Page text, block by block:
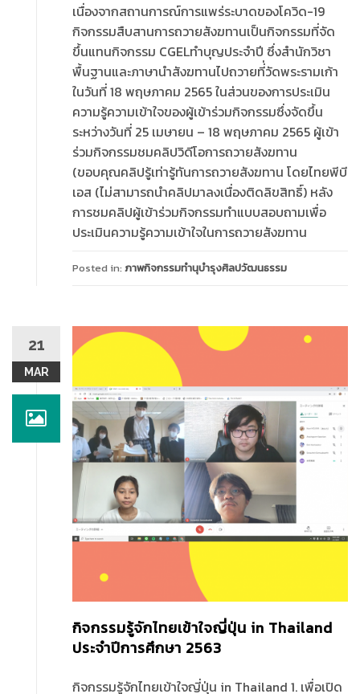
เนื่องจากสถานการณ์การแพร่ระบาดของโควิด-19
กิจกรรมสืบสานการถวายสังฆทานเป็นกิจกรรมที่จัด
ขึ้นแทนกิจกรรม CGELทำบุญประจำปี ซึ่งสำนักวิชา
พื้นฐานและภาษานำสังฆทานไปถวายที่่วัดพระรามเก้า
ในวันที่ 18 พฤษภาคม 2565 ในส่วนของการประเมิน
ความรู้ความเข้าใจของผู้เข้าร่วมกิจกรรมซึ่งจัดขึ้น
ระหว่างวันที่ 25 เมษายน – 18 พฤษภาคม 2565 ผู้เข้า
ร่วมกิจกรรมชมคลิปวิดีโอการถวายสังฆทาน
(ขอบคุณคลิปรู้เท่ารู้ทันการถวายสังฆทาน โดยไทยพีบี
เอส (ไม่สามารถนำคลิปมาลงเนื่องติดลิขสิทธิ์) หลัง
การชมคลิปผู้เข้าร่วมกิจกรรมทำแบบสอบถามเพื่อ
ประเมินความรู้ความเข้าใจในการถวายสังฆทาน
Posted in: ภาพกิจกรรมทำนุบำรุงศิลปวัฒนธรรม
21
MAR
กิจกรรมรู้จักไทยเข้าใจญี่ปุ่น in Thailand
ประจำปีการศึกษา 2563
กิจกรรมรู้จักไทยเข้าใจญี่ปุ่น in Thailand 1. เพื่อเปิด